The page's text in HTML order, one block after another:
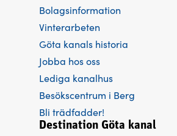
Bolagsinformation
Vinterarbeten
Göta kanals historia
Jobba hos oss
Lediga kanalhus
Besökscentrum i Berg
Bli trädfadder!
Destination Göta kanal